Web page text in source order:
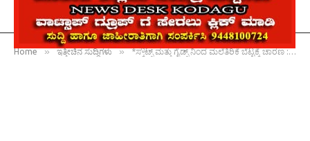
Home » ಇತ್ತೀಚಿನ ಸುದ್ದಿಗಳು » *ಸ್ಕೌಟ್ಸ್ ಮತ್ತು ಗೈಡ್ಸ್ ನಿಂದ ಮಲೆತಿರಿಕೆ ಬೆಟ್ಟಕ್ಕೆ ಚಾರಣ : ಸತತ ಪರಿಶ್ರಮದಿಂದ ಮಾತ್ರ ಜೀವನದ ಗುರಿ ಸಾಧನೆ ಸಾಧ್ಯ : ಈರಮಂಡ ಹರಿಣಿ ವಿಜಯ್ ಅಭಿಮತ*